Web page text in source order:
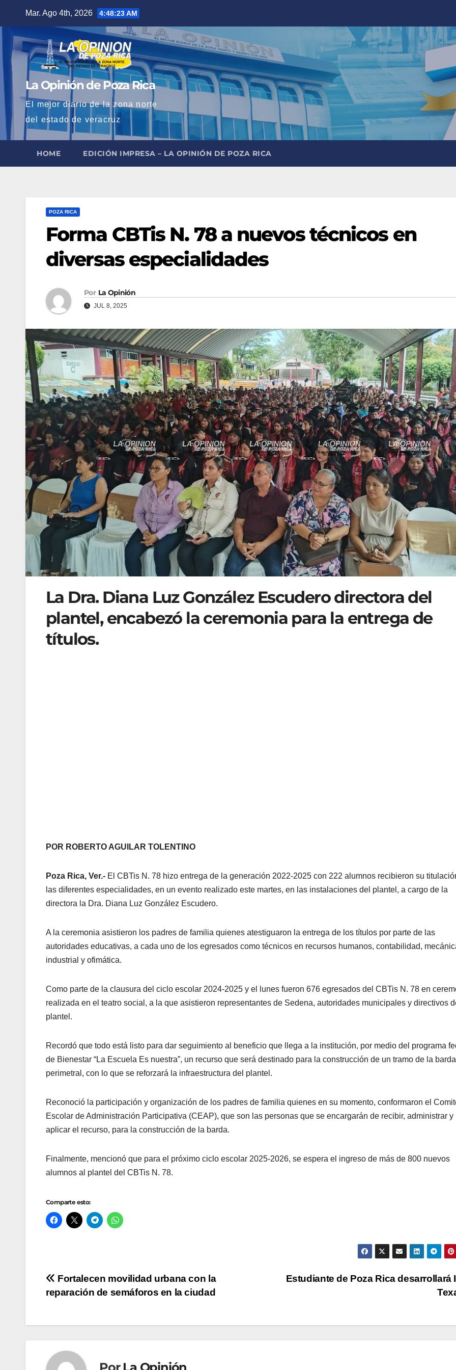
contenido
Mar. Ago 4th, 2026 4:48:24 AM
La Opinión de Poza Rica
El mejor diario de la zona norte
del estado de veracruz
HOME EDICIÓN IMPRESA – LA OPINIÓN DE POZA RICA
POZA RICA
Forma CBTis N. 78 a nuevos técnicos en
diversas especialidades
Por La Opinión
JUL 8, 2025
La Dra. Diana Luz González Escudero directora del
plantel, encabezó la ceremonia para la entrega de
títulos.
POR ROBERTO AGUILAR TOLENTINO
Poza Rica, Ver.- El CBTis N. 78 hizo entrega de la generación 2022-2025 con 222 alumnos recibieron su
las diferentes especialidades, en un evento realizado este martes, en las instalaciones del plantel, a cargo de la
directora la Dra. Diana Luz González Escudero.
A la ceremonia asistieron los padres de familia quienes atestiguaron la entrega de los títulos por parte de las
autoridades educativas, a cada uno de los egresados como técnicos en recursos humanos, contabilidad,
industrial y ofimática.
Como parte de la clausura del ciclo escolar 2024-2025 y el lunes fueron 676 egresados del CBTis N. 78 en
realizada en el teatro social, a la que asistieron representantes de Sedena, autoridades municipales y directivos
plantel.
Recordó que todo está listo para dar seguimiento al beneficio que llega a la institución, por medio del programa
de Bienestar “La Escuela Es nuestra”, un recurso que será destinado para la construcción de un tramo de la barda
perimetral, con lo que se reforzará la infraestructura del plantel.
Reconoció la participación y organización de los padres de familia quienes en su momento, conformaron el
Escolar de Administración Participativa (CEAP), que son las personas que se encargarán de recibir, administrar y
aplicar el recurso, para la construcción de la barda.
Finalmente, mencionó que para el próximo ciclo escolar 2025-2026, se espera el ingreso de más de 800 nuevos
alumnos al plantel del CBTis N. 78.
Comparte esto:
Navegación
de
entradas
Estudiante de Poza Rica desarrollará
Fortalecen movilidad urbana con la
reparación de semáforos en la ciudad